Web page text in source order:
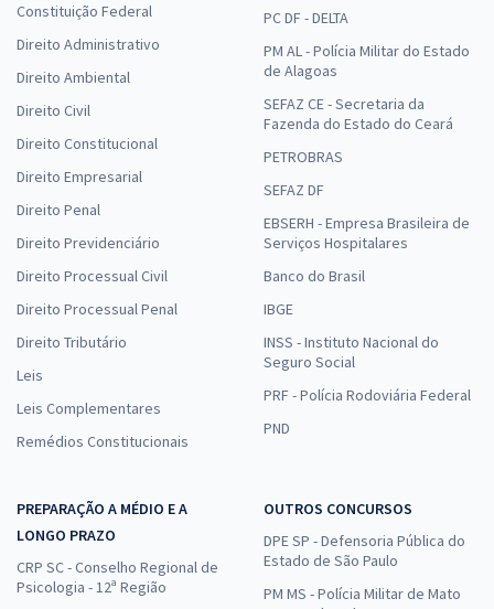
Constituição Federal
Direito Administrativo
Direito Ambiental
Direito Civil
Direito Constitucional
Direito Empresarial
Direito Penal
Direito Previdenciário
Direito Processual Civil
Direito Processual Penal
Direito Tributário
Leis
Leis Complementares
Remédios Constitucionais
PC DF - DELTA
PM AL - Polícia Militar do Estado
de Alagoas
SEFAZ CE - Secretaria da
Fazenda do Estado do Ceará
PETROBRAS
SEFAZ DF
EBSERH - Empresa Brasileira de
Serviços Hospitalares
Banco do Brasil
IBGE
INSS - Instituto Nacional do
Seguro Social
PRF - Polícia Rodoviária Federal
PND
PREPARAÇÃO A MÉDIO E A
LONGO PRAZO
CRP SC - Conselho Regional de
Psicologia - 12ª Região
OUTROS CONCURSOS
DPE SP - Defensoria Pública do
Estado de São Paulo
PM MS - Polícia Militar de Mato